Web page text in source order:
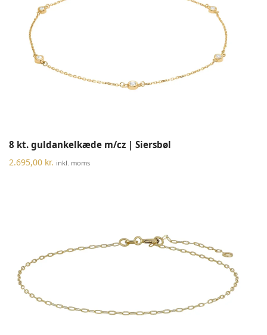
8 kt. guldankelkæde m/cz | Siersbøl
2.695,00 kr. inkl. moms